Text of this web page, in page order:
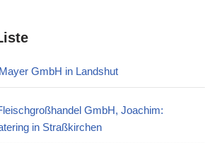
GmbH in Landshut
GmbH, Joachim:
in Straßkirchen